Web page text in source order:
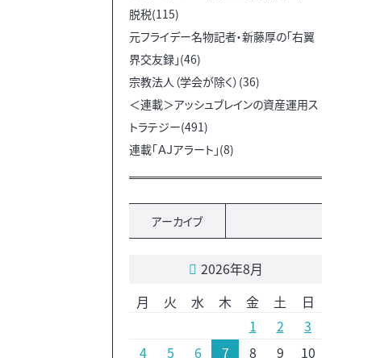
脱税(115)
元フライデー名物記者・新藤厚の「右翼
界交友録」(46)
宗教法人（学会が除く）(36)
＜連載＞アッシュブレインの資産運用ス
トラテジー(491)
連載「ＡＪアラート」(8)
アーカイブ
2026年8月
月
火 水 木 金 土
日
1
2
3
4
5 6 7 8 9 10